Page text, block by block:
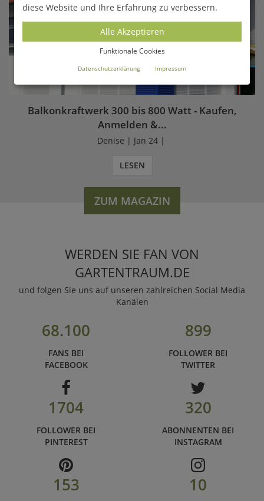
Balkonkraftwerk 300 bis 800 Watt - Kaufen,
Anmelden &...
Denise | Jan 24 |
LESEN
ZUM MAGAZIN
WERDEN SIE FAN VON
GARTENTRAUM.DE
und folgen Sie uns auf unseren zahlreichen Social Media
Kanälen
68.100
FANS BEI
FACEBOOK
899
FOLLOWER BEI
TWITTER
1704
FOLLOWER BEI
PINTEREST
320
ABONNENTEN BEI
INSTAGRAM
153 10
diese Website und Ihre Erfahrung zu verbessern.
Alle Akzeptieren
Funktionale Cookies
Datenschutzerklärung Impressum